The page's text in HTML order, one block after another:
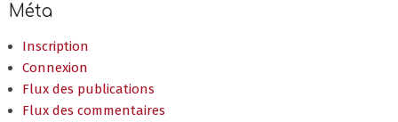
Méta
Inscription
Connexion
Flux des publications
Flux des commentaires